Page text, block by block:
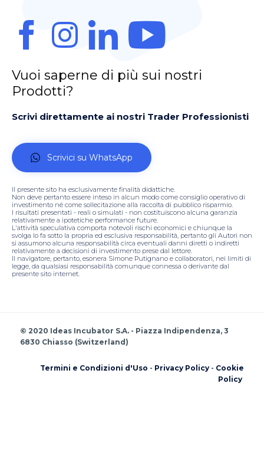
Vuoi saperne di più sui nostri
Prodotti?
Scrivi direttamente ai nostri Trader Professionisti
Scrivici su WhatsApp
Il presente sito ha esclusivamente finalità didattiche.
Non deve pertanto essere inteso in alcun modo come consiglio operativo di
investimento né come sollecitazione alla raccolta di pubblico risparmio.
I risultati presentati - reali o simulati - non costituiscono alcuna garanzia
relativamente a ipotetiche performance future.
L'attività speculativa comporta notevoli rischi economici e chiunque la
svolga lo fa sotto la propria ed esclusiva responsabilità, pertanto gli Autori non
si assumono alcuna responsabilità circa eventuali danni diretti o indiretti
relativamente a decisioni di investimento prese dal lettore.
Il navigatore, pertanto, esonera Simone Putignano e collaboratori, nei limiti di
legge, da qualsiasi responsabilità comunque connessa o derivante dal
presente sito internet.
© 2020 Ideas Incubator S.A. - Piazza Indipendenza, 3
6830 Chiasso (Switzerland)
Termini e Condizioni d'Uso - Privacy Policy - Cookie
Policy